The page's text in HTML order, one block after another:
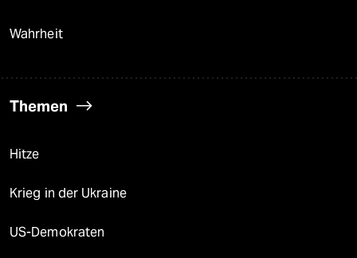
Wahrheit
Themen
Hitze
Krieg in der Ukraine
US-Demokraten